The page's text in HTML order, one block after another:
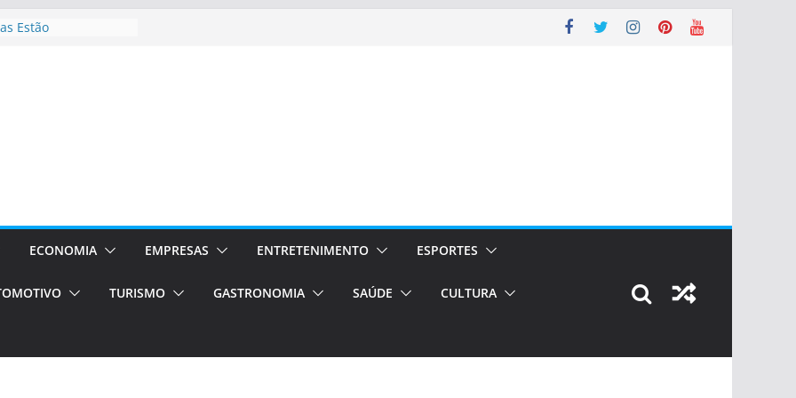
Estão
em Porto
de transfer,
de alto padrão
bolsas –
para o segundo
únicas e
de volta!
ECONOMIA EMPRESAS ENTRETENIMENTO ESPORTES
TURISMO GASTRONOMIA SAÚDE CULTURA